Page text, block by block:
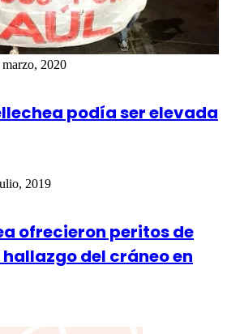
marzo, 2020
podía ser elevada
2019
ofrecieron peritos de
del cráneo en